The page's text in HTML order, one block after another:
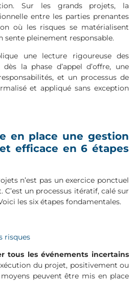
Sur les grands projets, la
entre les parties prenantes
où les risques se matérialisent
sente pleinement responsable.
une lecture rigoureuse des
la phase d’appel d’offre, une
et un processus de
et appliqué sans exception
en place une gestion
efficace en 6 étapes
n’est pas un exercice ponctuel
un processus itératif, calé sur
les six étapes fondamentales.
risques
tous les événements incertains
du projet, positivement ou
peuvent être mis en place